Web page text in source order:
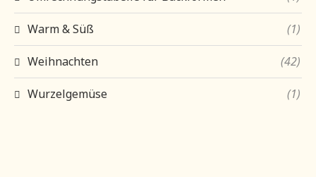
Warm & Süß (1)
Weihnachten (42)
Wurzelgemüse (1)